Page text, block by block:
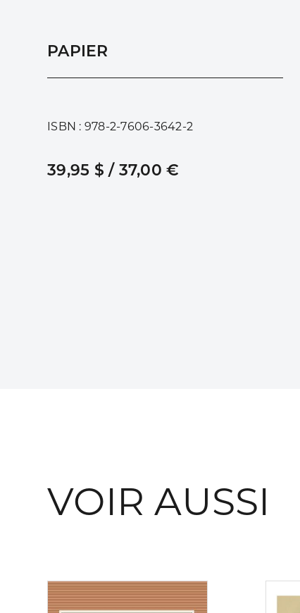
PAPIER
ISBN : 978-2-7606-3642-2
39,95 $ / 37,00 €
VOIR AUSSI